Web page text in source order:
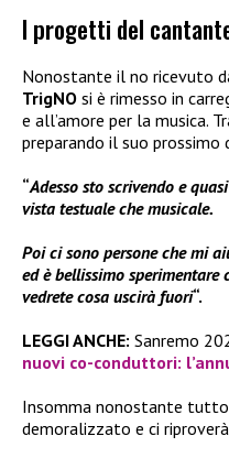
I progetti del
Nonostante il no ricevuto
TrigNO si è rimesso in
e all’amore per la musica.
preparando il suo prossimo
“Adesso sto scrivendo e
vista testuale che musicale.
Poi ci sono persone che mi
ed è bellissimo sperimentare
vedrete cosa uscirà fuori“.
LEGGI ANCHE: Sanremo
nuovi co-conduttori:
Insomma nonostante tutto,
demoralizzato e ci